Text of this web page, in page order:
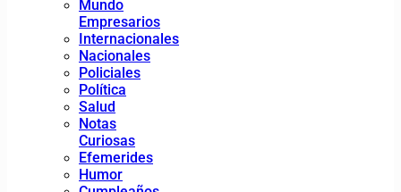
Mundo
Empresarios
Internacionales
Nacionales
Policiales
Política
Salud
Notas
Curiosas
Efemerides
Humor